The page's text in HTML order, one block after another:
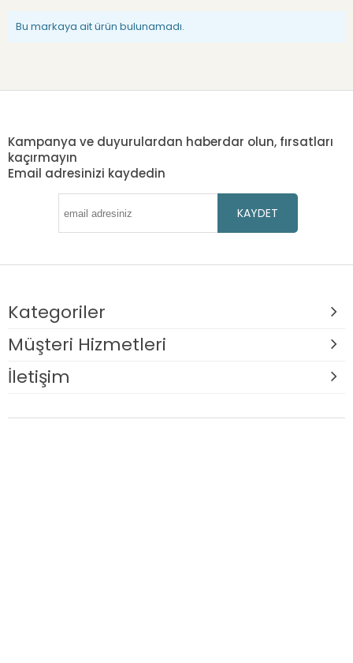
Bu markaya ait ürün bulunamadı.
Kampanya ve duyurulardan haberdar olun, fırsatları
kaçırmayın
Email adresinizi kaydedin
KAYDET
Kategoriler
Müşteri Hizmetleri
İletişim